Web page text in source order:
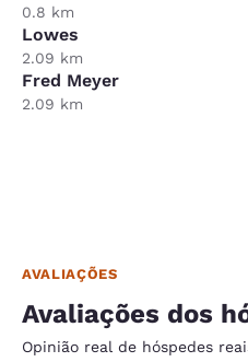
0.8 km
Lowes
2.09 km
Fred Meyer
2.09 km
AVALIAÇÕES
Avaliações dos
Opinião real de hóspedes